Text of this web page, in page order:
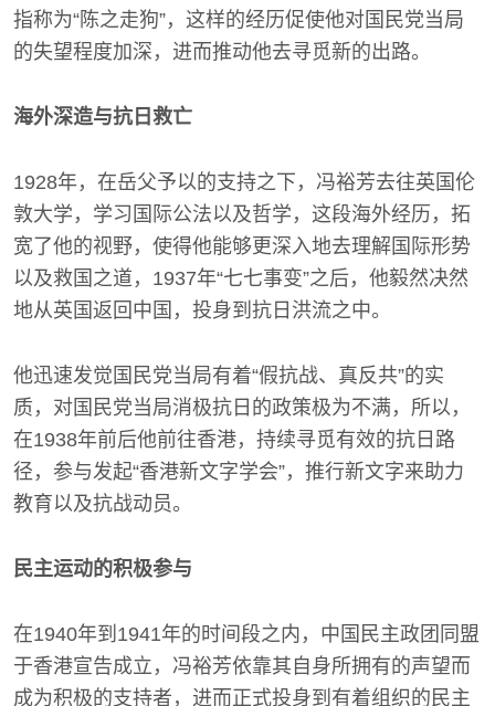
指称为“陈之走狗”，这样的经历促使他对国民党当局
的失望程度加深，进而推动他去寻觅新的出路。
海外深造与抗日救亡
1928年，在岳父予以的支持之下，冯裕芳去往英国伦
敦大学，学习国际公法以及哲学，这段海外经历，拓
宽了他的视野，使得他能够更深入地去理解国际形势
以及救国之道，1937年“七七事变”之后，他毅然决然
地从英国返回中国，投身到抗日洪流之中。
他迅速发觉国民党当局有着“假抗战、真反共”的实
质，对国民党当局消极抗日的政策极为不满，所以，
在1938年前后他前往香港，持续寻觅有效的抗日路
径，参与发起“香港新文字学会”，推行新文字来助力
教育以及抗战动员。
民主运动的积极参与
在1940年到1941年的时间段之内，中国民主政团同盟
于香港宣告成立，冯裕芳依靠其自身所拥有的声望而
成为积极的支持者，进而正式投身到有着组织的民主